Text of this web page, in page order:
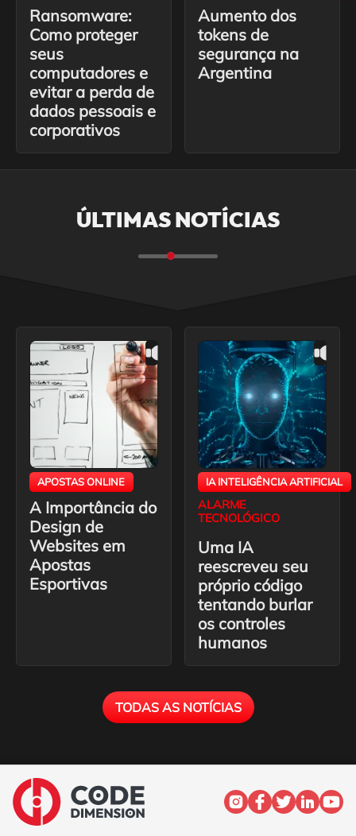
Ransomware:
Como proteger
seus
computadores e
evitar a perda de
dados pessoais e
corporativos
Aumento dos
tokens de
segurança na
Argentina
ÚLTIMAS NOTÍCIAS
APOSTAS ONLINE
A Importância do
Design de
Websites em
Apostas
Esportivas
IA INTELIGÊNCIA ARTIFICIAL
ALARME
TECNOLÓGICO
Uma IA
reescreveu seu
próprio código
tentando burlar
os controles
humanos
TODAS AS NOTÍCIAS